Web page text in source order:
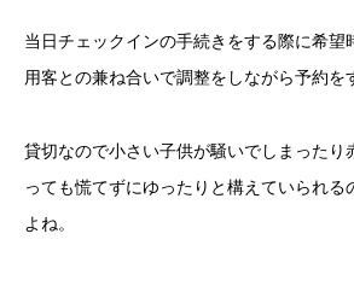
当日チェックインの手続きをする際に希望
用客との兼ね合いで調整をしながら予約を
貸切なので小さい子供が騒いでしまったり
っても慌てずにゆったりと構えていられる
よね。